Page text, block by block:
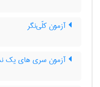
آزمون کلّی‌نگر
آزمون سری های یک